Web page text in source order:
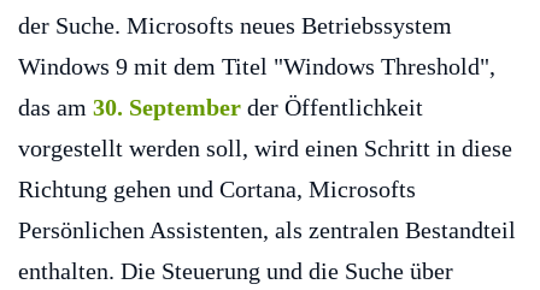
der Suche. Microsofts neues Betriebssystem
Windows 9 mit dem Titel "Windows Threshold",
das am 30. September der Öffentlichkeit
vorgestellt werden soll, wird einen Schritt in diese
Richtung gehen und Cortana, Microsofts
Persönlichen Assistenten, als zentralen Bestandteil
enthalten. Die Steuerung und die Suche über